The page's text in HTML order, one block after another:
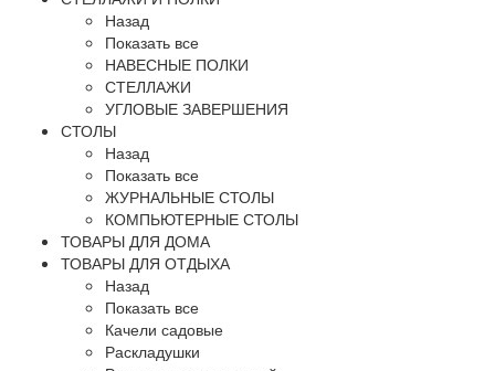
Назад
Показать все
НАВЕСНЫЕ ПОЛКИ
СТЕЛЛАЖИ
УГЛОВЫЕ ЗАВЕРШЕНИЯ
СТОЛЫ
Назад
Показать все
ЖУРНАЛЬНЫЕ СТОЛЫ
КОМПЬЮТЕРНЫЕ СТОЛЫ
ТОВАРЫ ДЛЯ ДОМА
ТОВАРЫ ДЛЯ ОТДЫХА
Назад
Показать все
Качели садовые
Раскладушки